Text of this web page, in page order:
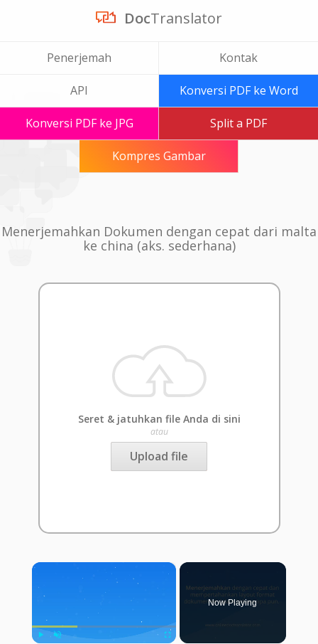
DocTranslator
Penerjemah Kontak
API Konversi PDF ke Word
Konversi PDF ke JPG Split a PDF
Kompres Gambar
Menerjemahkan Dokumen dengan cepat dari malta
ke china (aks. sederhana)
Seret & jatuhkan file Anda di sini
atau
Upload file
×
Now Playing